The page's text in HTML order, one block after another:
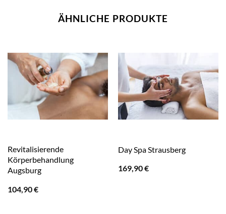
ÄHNLICHE PRODUKTE
Revitalisierende
Körperbehandlung
Augsburg
104,90€
Day Spa Strausberg
169,90€